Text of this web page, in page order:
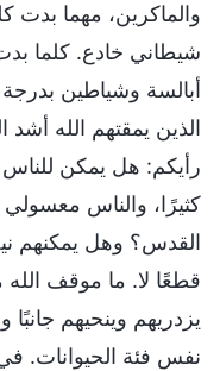
والماكرين، مهما بدت
شيطاني خادع. كلما
أبالسة وشياطين
الذين يمقتهم الله
رأيكم: هل يمكن للناس
كثيرًا، والناس معسولي
القدس؟ وهل يمكنهم
قطعًا لا. ما موقف الله
يزدريهم وينحيهم جانبًا
نفس فئة الحيوانات.